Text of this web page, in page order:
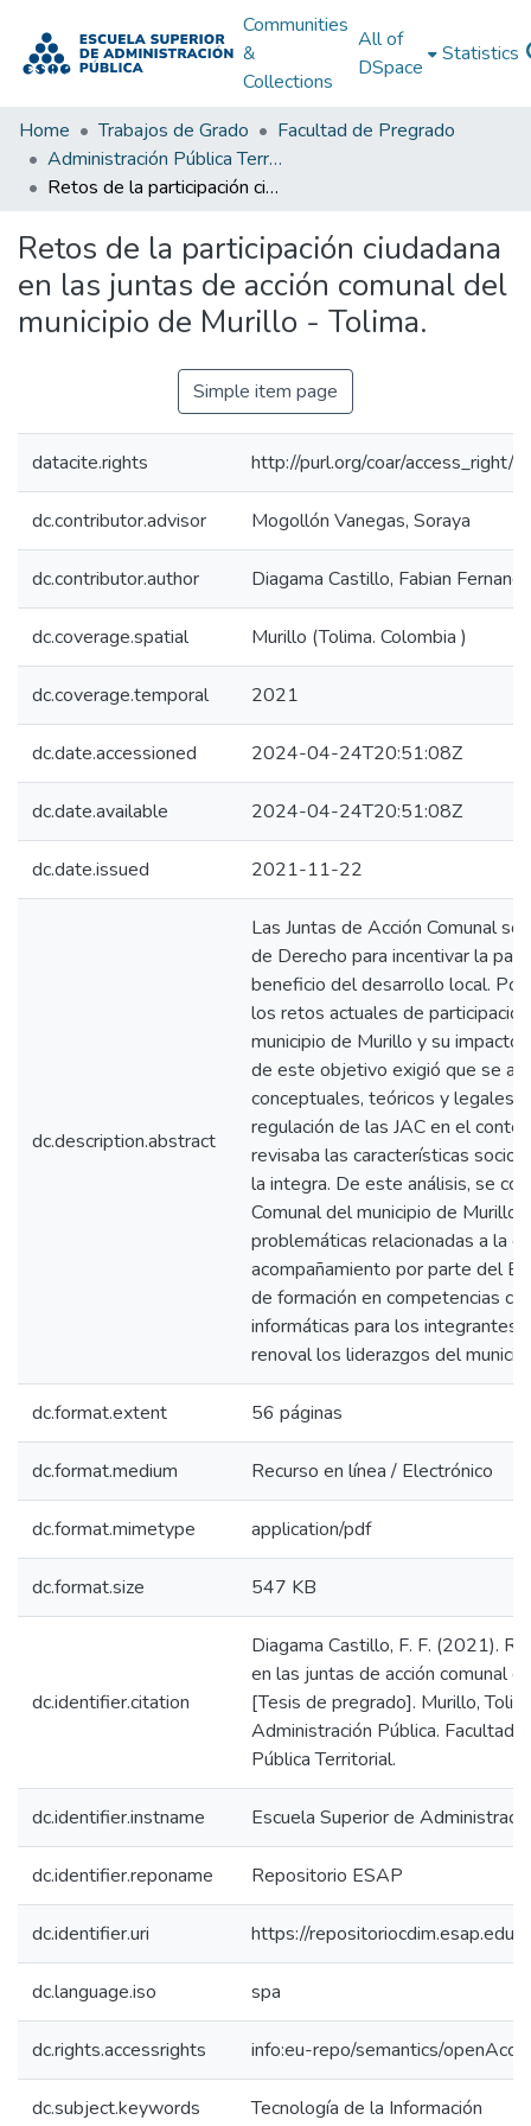
Communities
&
Collections
All of
DSpace
Statistics
Home Trabajos de Grado
Facultad de Pregrado
Administración Pública Territorial (APT)
Retos de la participación ciudadana en las juntas de acción comunal del municipio de Murillo - Tolima.
Retos de la participación ciudadana
en las juntas de acción comunal del
municipio de Murillo - Tolima.
Simple item page
datacite.rights http://purl.org/coar/access_right/
dc.contributor.advisor Mogollón Vanegas, Soraya
dc.contributor.author Diagama Castillo, Fabian
dc.coverage.spatial Murillo (Tolima. Colombia )
dc.coverage.temporal 2021
dc.date.accessioned 2024-04-24T20:51:08Z
dc.date.available 2024-04-24T20:51:08Z
dc.date.issued 2021-11-22
dc.description.abstract
Las Juntas de Acción Comunal
de Derecho para incentivar la
beneficio del desarrollo local.
los retos actuales de
municipio de Murillo y su impacto
de este objetivo exigió que se
conceptuales, teóricos y legales
regulación de las JAC en el
revisaba las características
la integra. De este análisis, se
Comunal del municipio de Murillo
problemáticas relacionadas a la
acompañamiento por parte del
de formación en competencias
informáticas para los integrantes
renoval los liderazgos del
dc.format.extent 56 páginas
dc.format.medium Recurso en línea / Electrónico
dc.format.mimetype application/pdf
dc.format.size 547 KB
dc.identifier.citation
Diagama Castillo, F. F. (2021).
en las juntas de acción comunal
[Tesis de pregrado]. Murillo,
Administración Pública. Facultad
Pública Territorial.
dc.identifier.instname Escuela Superior de
dc.identifier.reponame Repositorio ESAP
dc.identifier.uri https://
dc.language.iso spa
dc.rights.accessrights info:eu-repo/semantics/
dc.subject.keywords Tecnología de la Información